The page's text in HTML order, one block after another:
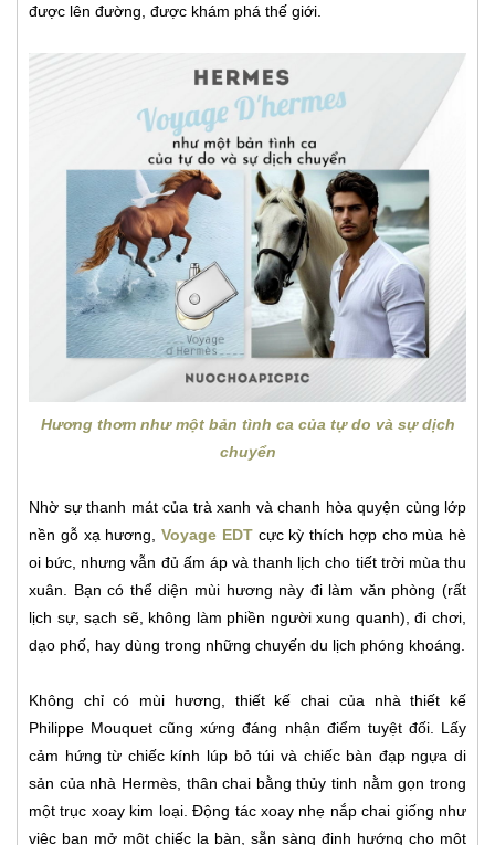
được lên đường, được khám phá thế giới.
Hương thơm như một bản tình ca của tự do và sự dịch
chuyển
Nhờ sự thanh mát của trà xanh và chanh hòa quyện cùng lớp
nền gỗ xạ hương, Voyage EDT cực kỳ thích hợp cho mùa hè
oi bức, nhưng vẫn đủ ấm áp và thanh lịch cho tiết trời mùa thu
xuân. Bạn có thể diện mùi hương này đi làm văn phòng (rất
lịch sự, sạch sẽ, không làm phiền người xung quanh), đi chơi,
dạo phố, hay dùng trong những chuyến du lịch phóng khoáng.
Không chỉ có mùi hương, thiết kế chai của nhà thiết kế
Philippe Mouquet cũng xứng đáng nhận điểm tuyệt đối. Lấy
cảm hứng từ chiếc kính lúp bỏ túi và chiếc bàn đạp ngựa di
sản của nhà Hermès, thân chai bằng thủy tinh nằm gọn trong
một trục xoay kim loại. Động tác xoay nhẹ nắp chai giống như
việc bạn mở một chiếc la bàn, sẵn sàng định hướng cho một